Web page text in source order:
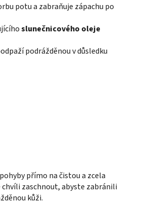
potu a zabraňuje zápachu po
slunečnicového oleje
podrážděnou v důsledku
přímo na čistou a zcela
zaschnout, abyste zabránili
kůži.